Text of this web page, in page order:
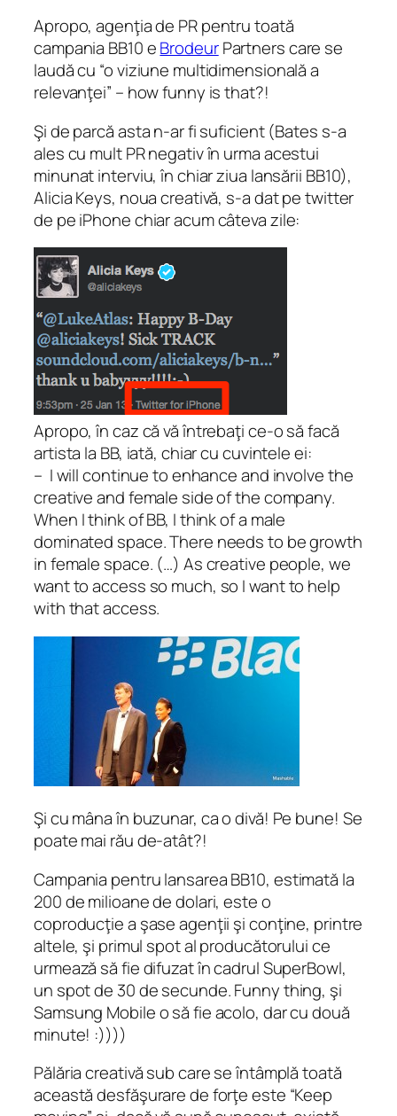
Apropo, agenţia de PR pentru toată
campania BB10 eBrodeurPartners care se
laudă cu “o viziune multidimensională a
relevanţei” – how funny is that?!
Şi de parcă asta n-ar fi suficient (Bates s-a
ales cu mult PR negativ în urma acestui
minunat interviu, în chiar ziua lansării BB10),
Alicia Keys, noua creativă, s-a dat pe twitter
de pe iPhone chiar acum câteva zile:
Apropo, în caz că vă întrebaţi ce-o să facă
artista la BB, iată, chiar cu cuvintele ei:
– I will continue to enhance and involve the
creative and female side of the company.
When I think of BB, I think of a male
dominated space. There needs to be growth
in female space. (…) As creative people, we
want to access so much, so I want to help
with that access.
Şi cu mâna în buzunar, ca o divă! Pe bune! Se
poate mai rău de-atât?!
Campania pentru lansarea BB10, estimată la
200 de milioane de dolari, este o
coproducţie a şase agenţii şi conţine, printre
altele, şi primul spot al producătorului ce
urmează să fie difuzat în cadrul SuperBowl,
un spot de 30 de secunde. Funny thing, şi
Samsung Mobile o să fie acolo, dar cu două
minute! :))))
Pălăria creativă sub care se întâmplă toată
această desfăşurare de forţe este “Keep